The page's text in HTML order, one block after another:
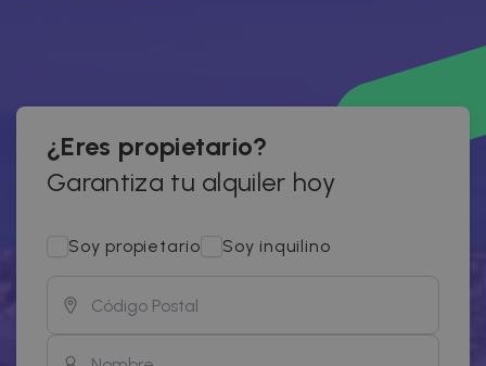
¿Eres propietario?
Garantiza tu alquiler hoy
Soy propietario Soy inquilino